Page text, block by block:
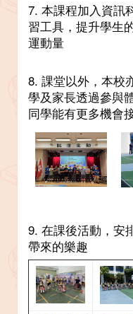
7. 本課程加入資訊
習工具，提升學生
運動量
8. 課堂以外，本校
學及家長透過參與
同學能有更多機會
9. 在課後活動，安
帶來的樂趣